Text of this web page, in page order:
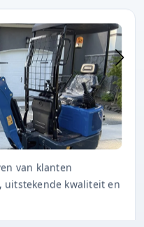
van klanten
kwaliteit en